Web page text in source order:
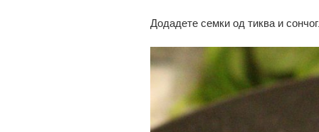
Додадете семки од тиква и